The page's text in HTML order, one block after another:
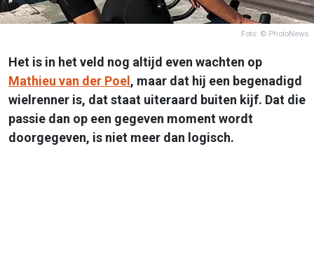
Foto: © PhotoNews
Het is in het veld nog altijd even wachten op
Mathieu van der Poel, maar dat hij een begenadigd
wielrenner is, dat staat uiteraard buiten kijf. Dat die
passie dan op een gegeven moment wordt
doorgegeven, is niet meer dan logisch.